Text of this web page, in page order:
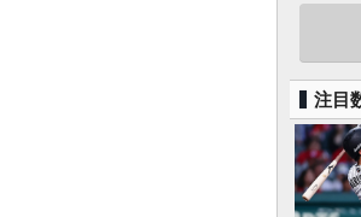
注目